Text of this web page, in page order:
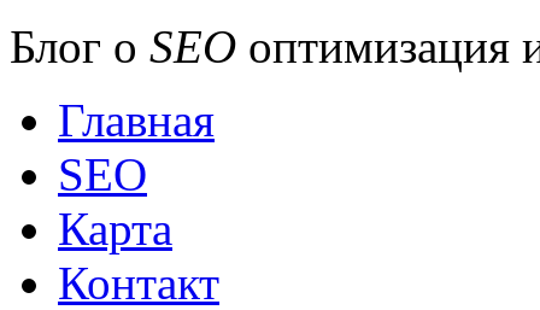
Блог о SEO оптимизация
Главная
SEO
Карта
Контакт